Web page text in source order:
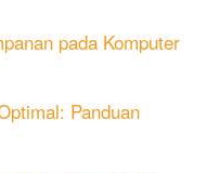
pada Komputer
Panduan